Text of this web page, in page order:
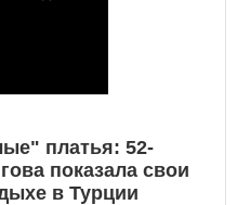
платья: 52-
показала свои
в Турции